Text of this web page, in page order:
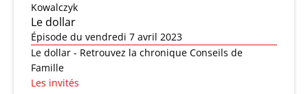
Kowalczyk
Le dollar
Épisode du vendredi 7 avril 2023
Le dollar - Retrouvez la chronique Conseils de
Famille
Les invités